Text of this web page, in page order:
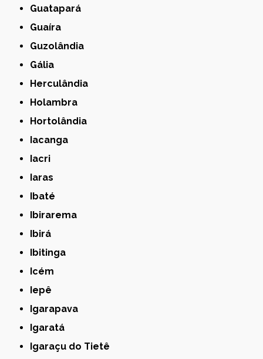
Guatapará
Guaíra
Guzolândia
Gália
Herculândia
Holambra
Hortolândia
Iacanga
Iacri
Iaras
Ibaté
Ibirarema
Ibirá
Ibitinga
Icém
Iepê
Igarapava
Igaratá
Igaraçu do Tietê